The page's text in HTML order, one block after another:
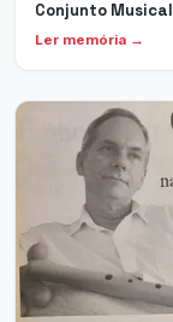
Conjunto Musical
Ler memória →